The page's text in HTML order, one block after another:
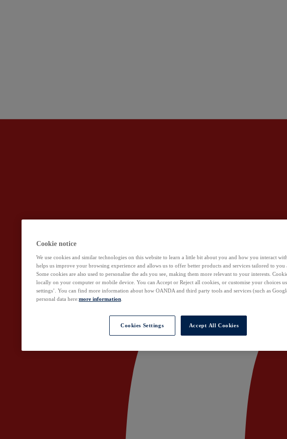
Cookie notice
We use cookies and similar technologies on this website to learn a little bit about you and how you interact
helps us improve your browsing experience and allows us to offer better products and services tailored to you
Some cookies are also used to personalise the ads you see, making them more relevant to your interests.
locally on your computer or mobile device. You can Accept or Reject all cookies, or customise your choices
settings’. You can find more information about how OANDA and third party tools and services (such as
personal data here:more information
Cookies Settings Accept All Cookies